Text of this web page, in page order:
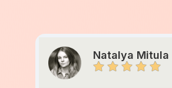
Natalya Mitula